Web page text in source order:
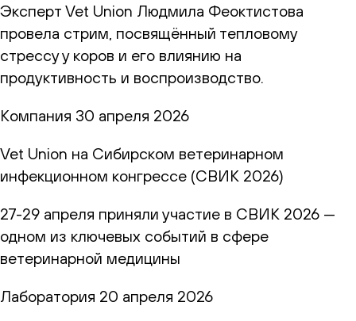
Эксперт Vet Union Людмила Феоктистова
провела стрим, посвящённый тепловому
стрессу у коров и его влиянию на
продуктивность и воспроизводство.
Компания 30 апреля 2026
Vet Union на Сибирском ветеринарном
инфекционном конгрессе (СВИК 2026)
27-29 апреля приняли участие в СВИК 2026 —
одном из ключевых событий в сфере
ветеринарной медицины
Лаборатория 20 апреля 2026